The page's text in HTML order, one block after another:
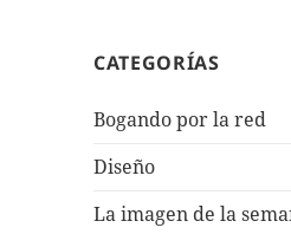
CATEGORÍAS
Bogando por la red
Diseño
La imagen de la